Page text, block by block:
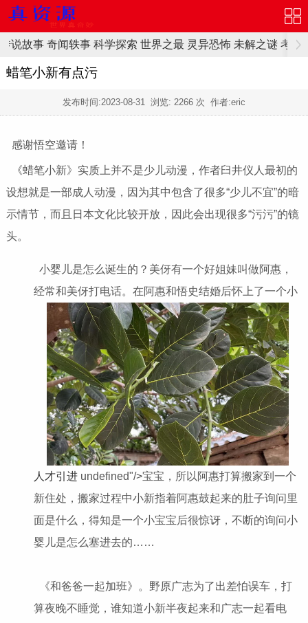
传说故事 奇闻轶事 科学探索 世界之最 灵异恐怖 未解之谜 考古
蜡笔小新有点污
发布时间:2023-08-31 浏览: 2266 次 作者:eric
感谢悟空邀请！
《蜡笔小新》实质上并不是少儿动漫，作者臼井仪人最初的
设想就是一部成人动漫，因为其中包含了很多“少儿不宜”的暗
示情节，而且日本文化比较开放，因此会出现很多“污污”的镜
头。
小婴儿是怎么诞生的？美伢有一个好姐妹叫做阿惠，
经常和美伢打电话。在阿惠和悟史结婚后怀上了一个小
人才引进undefined"/>宝宝，所以阿惠打算搬家到一个
新住处，搬家过程中小新指着阿惠鼓起来的肚子询问里
面是什么，得知是一个小宝宝后很惊讶，不断的询问小
婴儿是怎么塞进去的……
《和爸爸一起加班》。野原广志为了出差怕误车，打
算夜晚不睡觉，谁知道小新半夜起来和广志一起看电